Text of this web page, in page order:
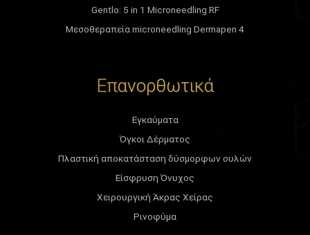
Gentlo: 5 in 1 Microneedling RF
Μεσοθεραπεία microneedling Dermapen 4
Επανορθωτικά
Εγκαύματα
Όγκοι Δέρματος
Πλαστική αποκατάσταση δύσμορφων ουλών
Είσφρυση Όνυχος
Χειρουργική Άκρας Χείρας
Ρινοφύμα